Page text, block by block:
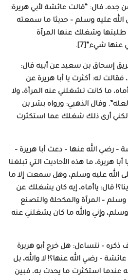
جده، قال: “قالت عائشة لأبي هريرة:
عليه وسلم – حديثا ما سمعته
طلبتها وشغلك عنها المرآة
عنها شيء”[7].
إسحاق بن سعيد عن أبيه قال:
فقالت له: أكثرت يا أبا هريرة عن
ما كانت تشغلني عنه المرآة، ولا
وقال الذهبي: ورواه بشر بن
أرى ذلك شغلك عما استكثرت
– رضي الله عنها – دعت أبا هريرة –
هريرة، ما هذه الأحاديث التي تبلغنا
الله عليه وسلم، وهل سمعت إلا ما
قال: ياأماه، إيه كان يشغلك عن
– المرآة والمكحلة والتصنع
وإني والله ما كان يشغلني عنه
– نتساءل: هل خرج أبو هريرة
– رضي الله عنها؟! لا والله، بل
عندما استكثرت ما يحدث به، فبين